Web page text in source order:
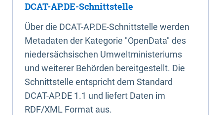
DCAT-AP.DE-Schnittstelle
Über die DCAT-AP.DE-Schnittstelle werden
Metadaten der Kategorie "OpenData" des
niedersächsischen Umweltministeriums
und weiterer Behörden bereitgestellt. Die
Schnittstelle entspricht dem Standard
DCAT-AP.DE 1.1 und liefert Daten im
RDF/XML Format aus.